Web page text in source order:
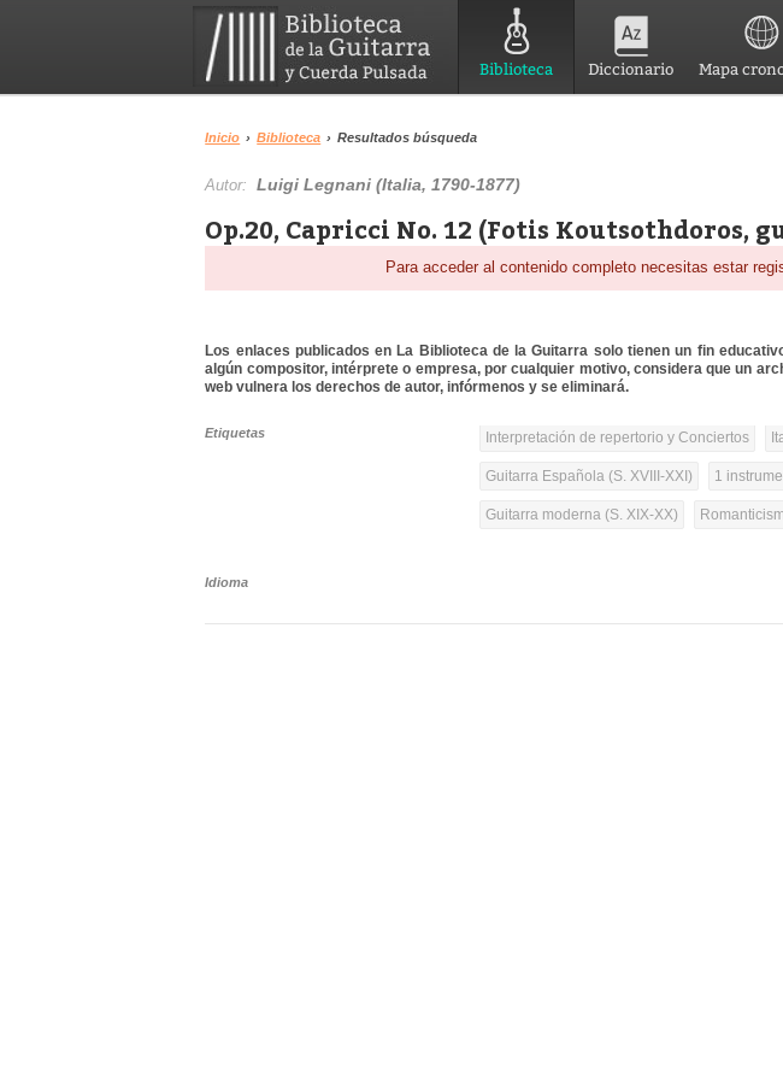
Biblioteca Diccionario Mapa
Inicio › Biblioteca › Resultados búsqueda
Autor:Luigi Legnani (Italia, 1790-1877)
Op.20, Capricci No. 12 (Fotis Koutsothdoros,
Para acceder al contenido completo necesitas estar
Los enlaces publicados en La Biblioteca de la Guitarra solo tienen un fin
algún compositor, intérprete o empresa, por cualquier motivo, considera que un
web vulnera los derechos de autor, infórmenos y se eliminará.
Etiquetas Interpretación de repertorio y Conciertos
Guitarra Española (S. XVIII-XXI) 1
Guitarra moderna (S. XIX-XX)
Idioma